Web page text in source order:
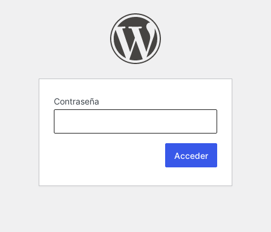
Contraseña